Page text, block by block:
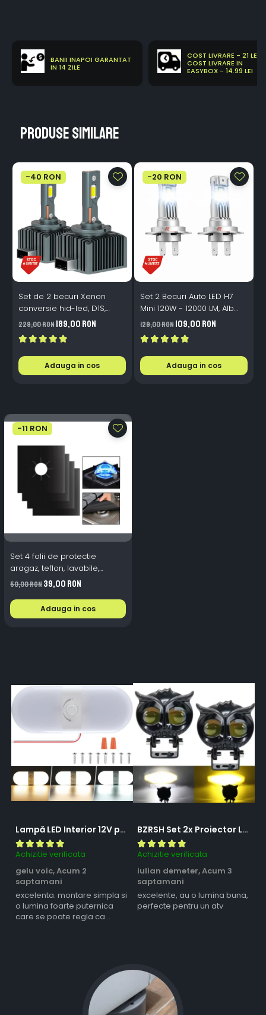
BANII INAPOI GARANTAT
IN 14 ZILE
COST LIVRARE - 21 LEI
COST LIVRARE IN
EASYBOX - 14.99 LEI
Produse similare
-40 RON
Set de 2 becuri Xenon
conversie hid-led, D1S,
120W, 12.000lm, Canbus,
Miez Cupru, Radiator
Aluminiu, Premium, Alb
Rece
229,00 RON189,00 RON
Adauga in cos
-20 RON
Set 2 Becuri Auto LED H7
Mini 120W - 12000 LM, Alb
Rece 6500K, Canbus
Integrat + Ventilator Răcire,
Plug & Play, 12-18V
129,00 RON109,00 RON
Adauga in cos
-11 RON
Set 4 folii de protectie
aragaz, teflon, lavabile,
reutilizabile, Negru/Gri
50,00 RON39,00 RON
Adauga in cos
Lampă LED Interior 12V pentru Dubă, Camper și Rulotă - 180LED, 33 cm, 3 Temperaturii de Culoare, Intensitate Reglabilă, Iluminare Compartiment Marfă
Achizitie verificata
gelu voic,Acum 2
saptamani
excelenta. montare simpla si
o lumina foarte puternica
care se poate regla ca
BZRSH Set 2x Proiector LED Bufnita 50W Lupa 2 Faze Alb-Galben 12-24V Moto ATV
Achizitie verificata
iulian demeter,Acum 3
saptamani
excelente, au o lumina buna,
perfecte pentru un atv